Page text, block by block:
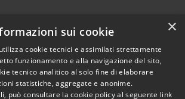
di accessibilità
Copyright © 2026 • Comune di
×
sui cookie
cookie tecnici e assimilati strettamente
funzionamento e alla navigazione del sito,
tecnico analitico al solo fine di elaborare
statistiche, aggregate e anonime.
può consultare la cookie policy al seguente link